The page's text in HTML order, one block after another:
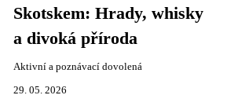
Skotskem: Hrady, whisky
a divoká příroda
Aktivní a poznávací dovolená
29. 05. 2026